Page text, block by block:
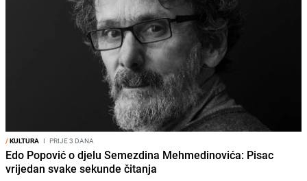
/KULTURA I PRIJE 3 DANA
Edo Popović o djelu Semezdina Mehmedinovića: Pisac
vrijedan svake sekunde čitanja